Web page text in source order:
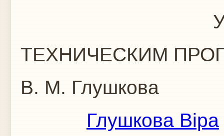
ТЕХНИЧЕСКИМ
В. М. Глушкова
Глушкова Віра